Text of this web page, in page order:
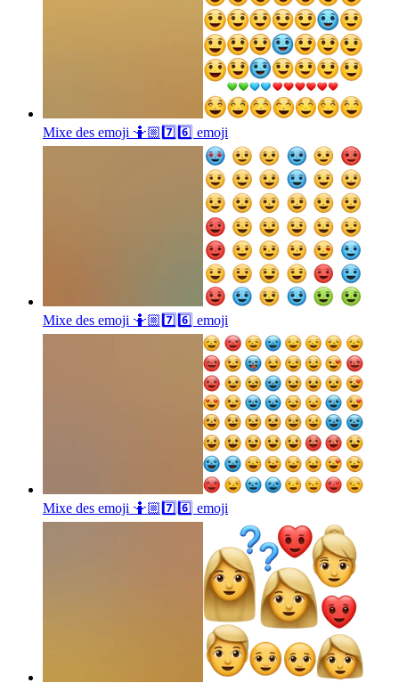
Mixe des emoji 🤷🏼7️⃣6️⃣ emoji
Mixe des emoji 🤷🏼7️⃣6️⃣ emoji
Mixe des emoji 🤷🏼7️⃣6️⃣ emoji